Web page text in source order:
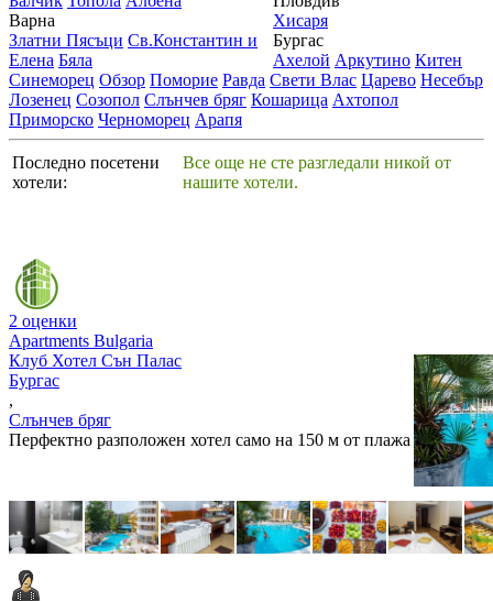
Варна
Златни Пясъци Св.Константин и
Елена Бяла
Хисаря
Бургас
Ахелой Аркутино Китен
Синеморец Обзор Поморие Равда Свети Влас Царево Несебър
Лозенец Созопол Слънчев бряг Кошарица Ахтопол
Приморско Черноморец Арапя
Последно посетени
хотели:
Все още не сте разгледали никой от
нашите хотели.
2 оценки
Apartments Bulgaria
Клуб Хотел Сън Палас
Бургас
,
Слънчев бряг
Перфектно разположен хотел само на 150 м от плажа